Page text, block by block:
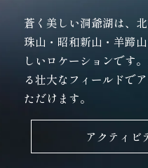
蒼く美しい洞爺湖は、
珠山・昭和新山・羊蹄
しいロケーションです。
る壮大なフィールドで
ただけます。
アクティビ